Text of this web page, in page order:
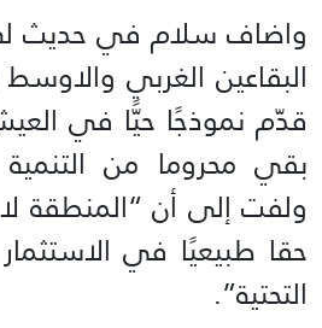
واضاف سلام في حديث له
البقاعين الغربي
قدّم نموذجًا حيًّا في
بقي محروما من
ولفت إلى أن “المنطقة
حقا طبيعيًا في
التحتية”.